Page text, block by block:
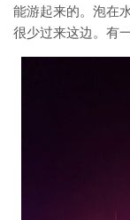
能游起来的。泡在
很少过来这边。有